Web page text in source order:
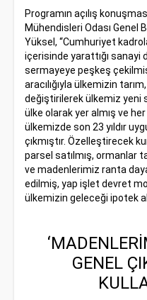
Programın açılış
Mühendisleri Odası Genel
Yüksel, “Cumhuriyet
içerisinde yarattığı
sermayeye peşkeş
aracılığıyla ülkemizin
değiştirilerek ülkemiz yeni
ülke olarak yer almış ve
ülkemizde son 23 yıldır
çıkmıştır. Özelleştirecek
parsel satılmış, ormanlar
ve madenlerimiz ranta
edilmiş, yap işlet devret
ülkemizin geleceği ipotek
GENEL